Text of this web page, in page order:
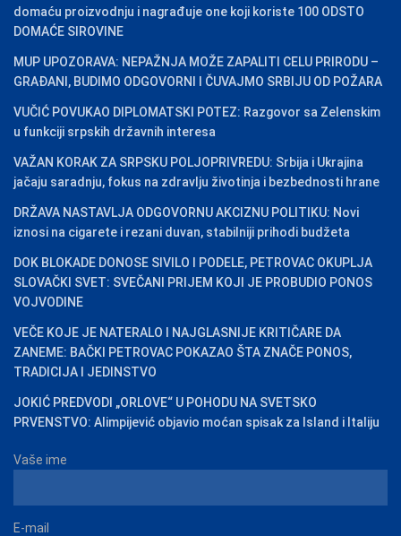
domaću proizvodnju i nagrađuje one koji koriste 100 ODSTO
DOMAĆE SIROVINE
MUP UPOZORAVA: NEPAŽNJA MOŽE ZAPALITI CELU PRIRODU –
GRAĐANI, BUDIMO ODGOVORNI I ČUVAJMO SRBIJU OD POŽARA
VUČIĆ POVUKAO DIPLOMATSKI POTEZ: Razgovor sa Zelenskim
u funkciji srpskih državnih interesa
VAŽAN KORAK ZA SRPSKU POLJOPRIVREDU: Srbija i Ukrajina
jačaju saradnju, fokus na zdravlju životinja i bezbednosti hrane
DRŽAVA NASTAVLJA ODGOVORNU AKCIZNU POLITIKU: Novi
iznosi na cigarete i rezani duvan, stabilniji prihodi budžeta
DOK BLOKADE DONOSE SIVILO I PODELE, PETROVAC OKUPLJA
SLOVAČKI SVET: SVEČANI PRIJEM KOJI JE PROBUDIO PONOS
VOJVODINE
VEČE KOJE JE NATERALO I NAJGLASNIJE KRITIČARE DA
ZANEME: BAČKI PETROVAC POKAZAO ŠTA ZNAČE PONOS,
TRADICIJA I JEDINSTVO
JOKIĆ PREDVODI „ORLOVE“ U POHODU NA SVETSKO
PRVENSTVO: Alimpijević objavio moćan spisak za Island i Italiju
Vaše ime
E-mail